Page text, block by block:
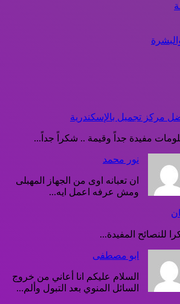
مركز تجميل بالإسكندرية
مفيدة جداً وقيمة .. شكراً جداً...
نور محمد
ان تعبانه اوى من الجهاز المهبلى
ومش عرفه اعمل ايه...
للنصائح المفيدة...
ابو مصطفى
السلام عليكم انا أعاني من خروج
السائل المنوي بعد التبول وألم...